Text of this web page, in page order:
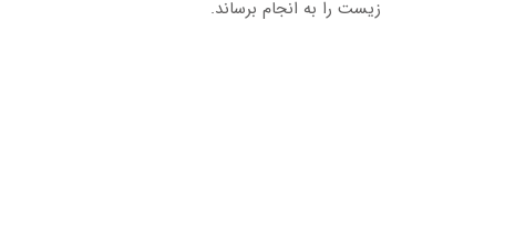
زیست را به انجام برساند.